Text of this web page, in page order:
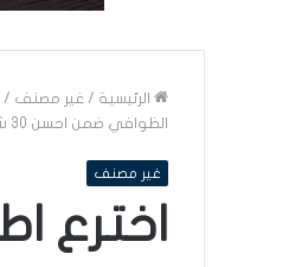
الرئيسية / غير مصنف /
الظوافي ضمن احسن 30 شاب عربي مبتكر
غير مصنف
اخترع